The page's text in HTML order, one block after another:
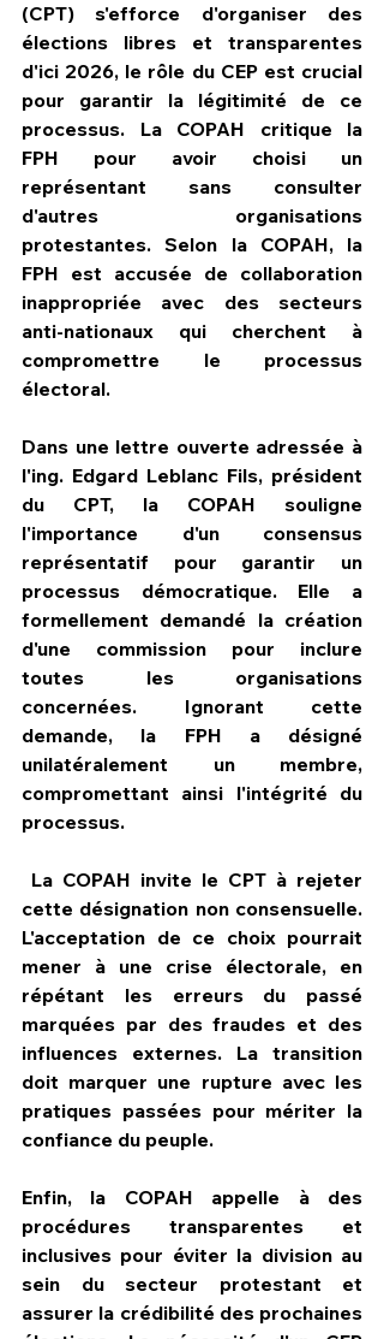
(CPT) s'efforce d'organiser des
élections libres et transparentes
d'ici 2026, le rôle du CEP est crucial
pour garantir la légitimité de ce
processus. La COPAH critique la
FPH pour avoir choisi un
représentant sans consulter
d'autres organisations
protestantes. Selon la COPAH, la
FPH est accusée de collaboration
inappropriée avec des secteurs
anti-nationaux qui cherchent à
compromettre le processus
électoral.
Dans une lettre ouverte adressée à
l'ing. Edgard Leblanc Fils, président
du CPT, la COPAH souligne
l'importance d'un consensus
représentatif pour garantir un
processus démocratique. Elle a
formellement demandé la création
d'une commission pour inclure
toutes les organisations
concernées. Ignorant cette
demande, la FPH a désigné
unilatéralement un membre,
compromettant ainsi l'intégrité du
processus.
cette désignation non consensuelle.
L'acceptation de ce choix pourrait
mener à une crise électorale, en
répétant les erreurs du passé
marquées par des fraudes et des
influences externes. La transition
doit marquer une rupture avec les
pratiques passées pour mériter la
confiance du peuple.
Enfin, la COPAH appelle à des
procédures transparentes et
inclusives pour éviter la division au
sein du secteur protestant et
assurer la crédibilité des prochaines